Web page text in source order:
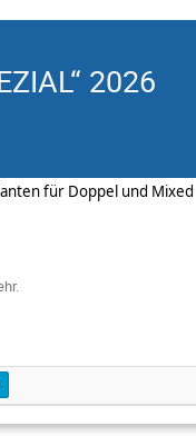
2026
für Doppel und Mixed